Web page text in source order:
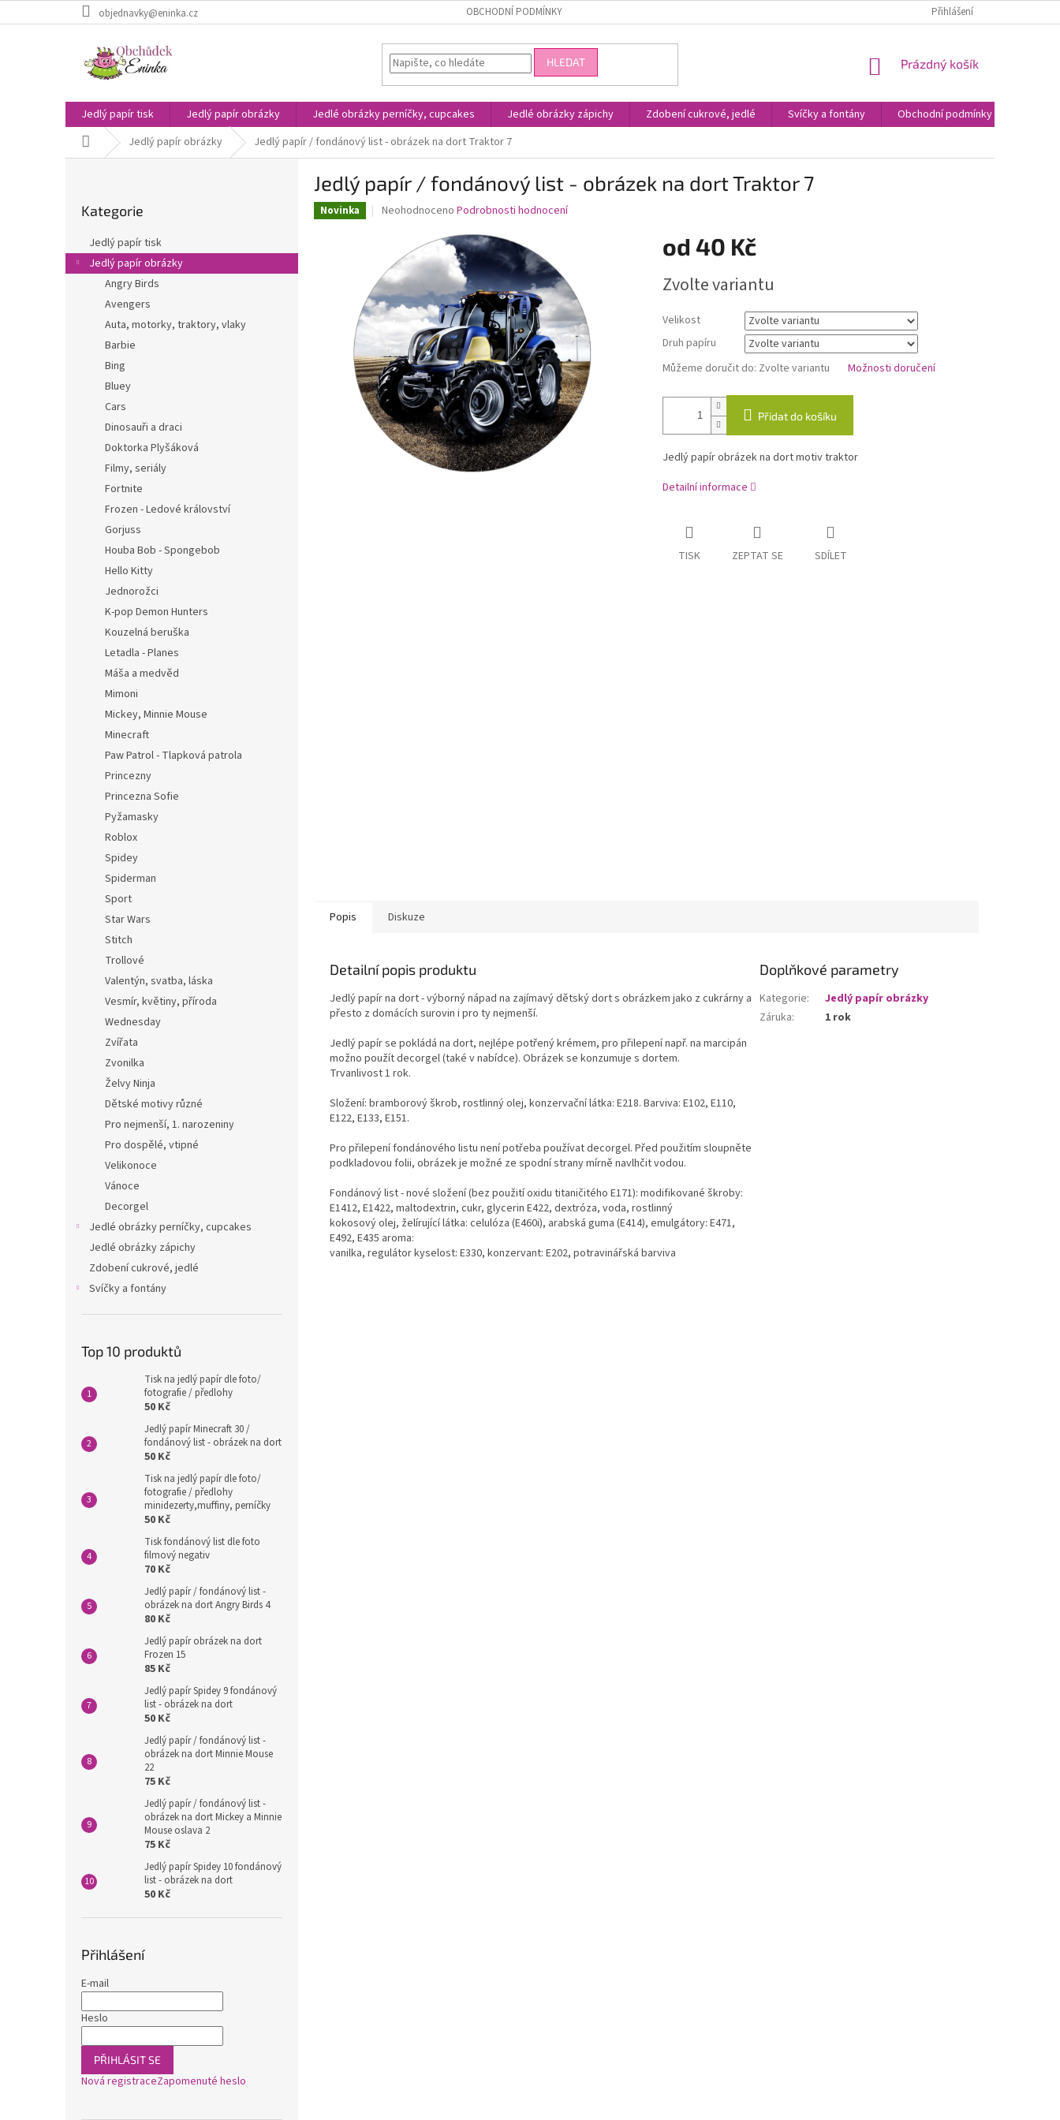
na
objednavky@eninka.cz OBCHODNÍ PODMÍNKY Přihlášení
HLEDAT
NÁKUPNÍ
Prázdný košík
Jedlý papír tisk Jedlý papír obrázky Jedlé obrázky perníčky, cupcakes Jedlé obrázky zápichy Zdobení cukrové, jedlé Svíčky a fontány Obchodní podmínky
Domů Jedlý papír obrázky Jedlý papír / fondánový list - obrázek na dort Traktor 7
a
n
kategorie
Kategorie
Jedlý papír tisk
Jedlý papír obrázky
Angry Birds
Avengers
Auta, motorky, traktory, vlaky
Barbie
Bing
Bluey
Cars
Dinosauři a draci
Doktorka Plyšáková
Filmy, seriály
Fortnite
Frozen - Ledové království
Gorjuss
Houba Bob - Spongebob
Hello Kitty
Jednorožci
K-pop Demon Hunters
Kouzelná beruška
Letadla - Planes
Máša a medvěd
Mimoni
Mickey, Minnie Mouse
Minecraft
Paw Patrol - Tlapková patrola
Princezny
Princezna Sofie
Pyžamasky
Roblox
Spidey
Spiderman
Sport
Star Wars
Stitch
Trollové
Valentýn, svatba, láska
Vesmír, květiny, příroda
Wednesday
Zvířata
Zvonilka
Želvy Ninja
Dětské motivy různé
Pro nejmenší, 1. narozeniny
Pro dospělé, vtipné
Velikonoce
Vánoce
Decorgel
Jedlé obrázky perníčky, cupcakes
Jedlé obrázky zápichy
Zdobení cukrové, jedlé
Svíčky a fontány
Top 10 produktů
Tisk na jedlý papír dle foto/
fotografie / předlohy
50 Kč
Jedlý papír Minecraft 30 /
fondánový list - obrázek na dort
50 Kč
Tisk na jedlý papír dle foto/
fotografie / předlohy
minidezerty,muffiny, perníčky
50 Kč
Tisk fondánový list dle foto
filmový negativ
70 Kč
Jedlý papír / fondánový list -
obrázek na dort Angry Birds 4
80 Kč
Jedlý papír obrázek na dort
Frozen 15
85 Kč
Jedlý papír Spidey 9 fondánový
list - obrázek na dort
50 Kč
Jedlý papír / fondánový list -
obrázek na dort Minnie Mouse
22
75 Kč
Jedlý papír / fondánový list -
obrázek na dort Mickey a Minnie
Mouse oslava 2
75 Kč
Jedlý papír Spidey 10 fondánový
list - obrázek na dort
50 Kč
Přihlášení
E-mail
Heslo
PŘIHLÁSIT SE
Nová registraceZapomenuté heslo
Jedlý papír / fondánový list - obrázek na dort Traktor 7
Novinka
Průměrné
0,0
z
5
hvězdiček.
Neohodnoceno Podrobnosti hodnocení
od 40 Kč
cena:
Zvolte variantu
Velikost
Druh papíru
Můžeme doručit do: Zvolte variantu Možnosti doručení
Přidat do košíku
Jedlý papír obrázek na dort motiv traktor
Detailní informace
TISK ZEPTAT SE SDÍLET
Popis Diskuze
Detailní popis produktu
Jedlý papír na dort - výborný nápad na zajímavý dětský dort s obrázkem jako z cukrárny a
přesto z domácích surovin i pro ty nejmenší.
Jedlý papír se pokládá na dort, nejlépe potřený krémem, pro přilepení např. na marcipán
možno použít decorgel (také v nabídce). Obrázek se konzumuje s dortem.
Trvanlivost 1 rok.
Složení: bramborový škrob, rostlinný olej, konzervační látka: E218. Barviva: E102, E110,
E122, E133, E151.
Pro přilepení fondánového listu není potřeba používat decorgel. Před použitím sloupněte
podkladovou folii, obrázek je možné ze spodní strany mírně navlhčit vodou.
Fondánový list - nové složení (bez použití oxidu titaničitého E171): modifikované škroby:
E1412, E1422, maltodextrin, cukr, glycerin E422, dextróza, voda, rostlinný
kokosový olej, želírující látka: celulóza (E460i), arabská guma (E414), emulgátory: E471,
E492, E435 aroma:
vanilka, regulátor kyselost: E330, konzervant: E202, potravinářská barviva
Doplňkové parametry
Kategorie:
Jedlý papír obrázky
Záruka: 1 rok